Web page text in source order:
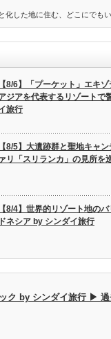
化した地に住む、どこにでもい
【8/6】「プーケット」エキ
ジアを代表するリゾートで
旅行
【8/5】大遺跡群と聖地キャ
ァリ「スリランカ」の見所を
【8/4】世界的リゾート地の
ドネシア by シンダイ旅行
ック by シンダイ旅行 ▶